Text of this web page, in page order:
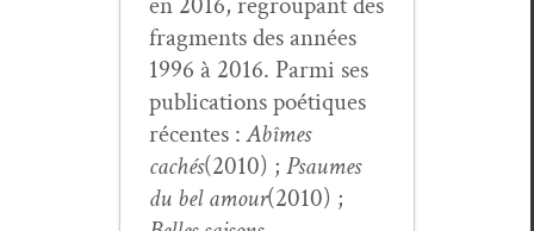
frag­ments des années
1996 à 2016. Par­mi ses
pub­li­ca­tions poé­tiques
récentes :Abîmes
cachés(2010) ; Psaumes
du bel amour(2010) ;